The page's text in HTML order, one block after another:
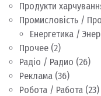
Продукти
Промисловість /
Енергетика /
Прочее (2)
Радіо / Радио (26)
Реклама (36)
Робота / Работа (23)